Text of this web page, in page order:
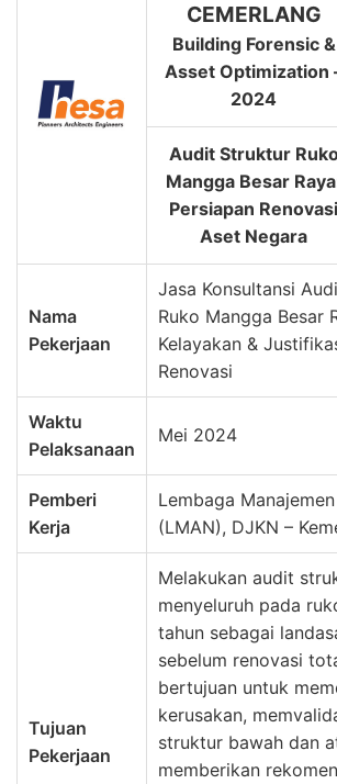
CEMERLANG
Building Forensic &
Asset Optimization
2024
Audit Struktur
Mangga Besar
Persiapan Renovasi
Aset Negara
Nama
Pekerjaan
Jasa Konsultansi
Ruko Mangga Besar
Kelayakan &
Renovasi
Waktu
Pelaksanaan
Mei 2024
Pemberi
Kerja
Lembaga
(LMAN), DJKN –
Tujuan
Pekerjaan
Melakukan audit
menyeluruh pada
tahun sebagai
sebelum renovasi
bertujuan untuk
kerusakan,
struktur bawah dan
memberikan